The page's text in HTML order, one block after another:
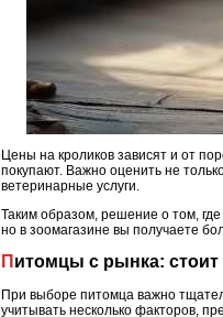
Цены на кроликов зависят и от
покупают. Важно оценить не
ветеринарные услуги.
Таким образом, решение о том,
но в зоомагазине вы получаете
Питомцы с рынка:
При выборе питомца важно
учитывать несколько факторов,